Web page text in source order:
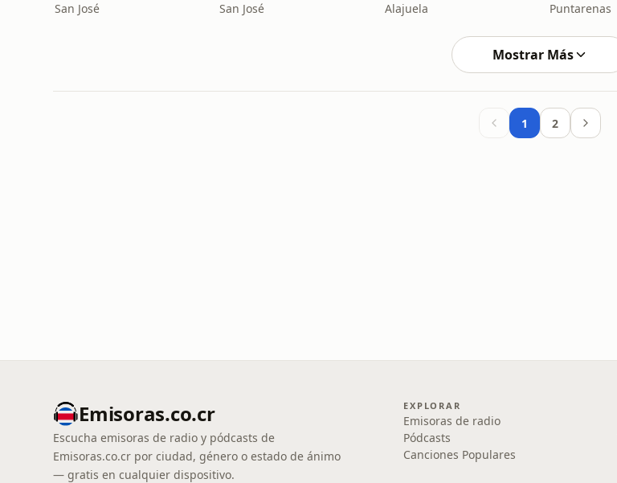
San José San José Alajuela Puntarenas
Mostrar Más
1 2
Emisoras.co.cr
Escucha emisoras de radio y pódcasts de
Emisoras.co.cr por ciudad, género o estado de ánimo
— gratis en cualquier dispositivo.
EXPLORAR
Emisoras de radio
Pódcasts
Canciones Populares